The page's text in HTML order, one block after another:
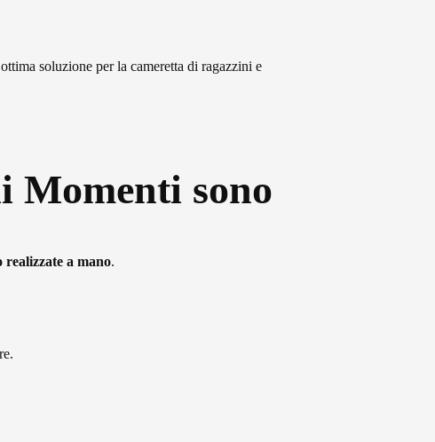
soluzione per la cameretta di ragazzini e
Momenti sono
realizzate a mano.
commerciale@momenti-casa.it